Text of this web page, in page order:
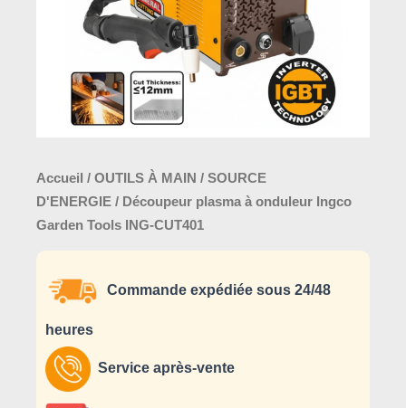
Accueil / OUTILS À MAIN / SOURCE
D'ENERGIE / Découpeur plasma à onduleur Ingco
Garden Tools ING-CUT401
Commande expédiée sous 24/48
heures
Service après-vente